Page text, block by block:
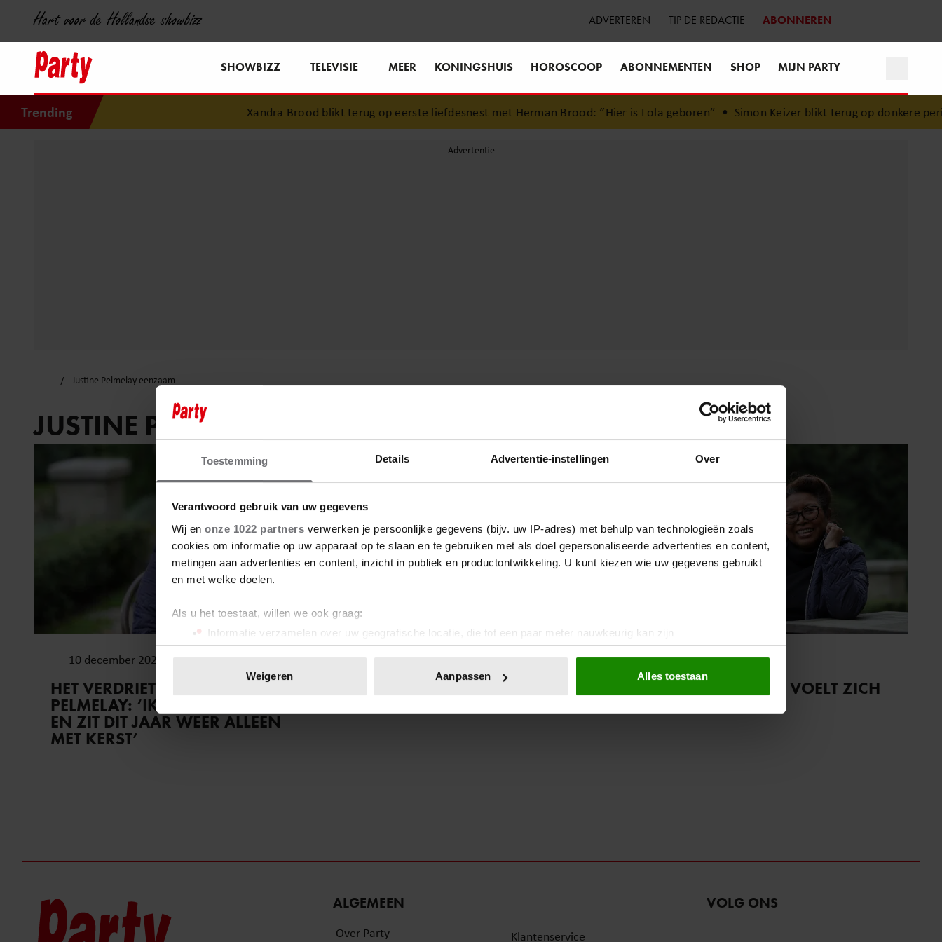
Toestemming Details Advertentie-instellingen Over
Verantwoord gebruik van uw gegevens
Wij en onze 1022 partners verwerken je persoonlijke gegevens (bijv. uw IP-adres) met behulp van technologieën zoals
cookies om informatie op uw apparaat op te slaan en te gebruiken met als doel gepersonaliseerde advertenties en content,
metingen aan advertenties en content, inzicht in publiek en productontwikkeling. U kunt kiezen wie uw gegevens gebruikt
en met welke doelen.
Als u het toestaat, willen we ook graag:
Informatie verzamelen over uw geografische locatie, die tot een paar meter nauwkeurig kan zijn
Uw apparaat identificeren door het actief te scannen op specifieke eigenschappen (fingerprinting)
toestemming op elk moment wijzigen of intrekken in de Cookieverklaring.
We gebruiken cookies om content en advertenties te personaliseren, om functies voor social media te bieden en om ons
Weigeren Aanpassen Alles toestaan
Hart voor de Hollandse showbizz ADVERTEREN TIP DE REDACTIE ABONNEREN
SHOWBIZZ TELEVISIE MEER KONINGSHUIS HOROSCOOP ABONNEMENTEN SHOP MIJN PARTY
Trending Xandra Brood blikt terug op eerste liefdesnest met Herman Brood: “Hier is Lola geboren”• Simon Keizer blikt terug op donkere
Justine Pelmelay eenzaam
JUSTINE PELMELAY EENZAAM
10 december 2025
HET VERDRIET VAN JUSTINE
PELMELAY: ‘IK BEN BELAZERD
EN ZIT DIT JAAR WEER ALLEEN
MET KERST’
JUSTINE PELMELAY LOOPT
19 maart 2025
JUSTINE PELMELAY VOELT ZICH
ALGEMEEN
Over Party Klantenservice
VOLG ONS